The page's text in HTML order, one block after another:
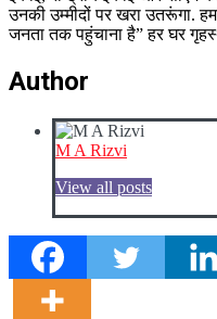
उनकी उम्मीदों पर खरा उतरूंगा.
जनता तक पहुंचाना है” हर घर
Author
M A Rizvi
View all posts